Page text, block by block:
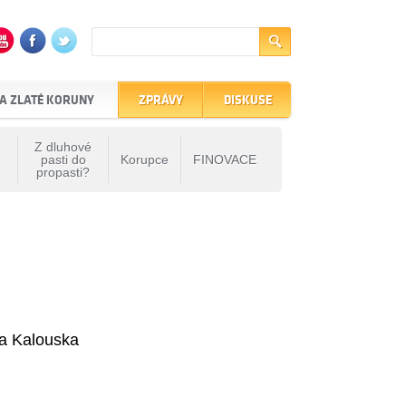
ZLATÉ KORUNY
Z dluhové
pasti do
propasti?
Korupce FINOVACE
ZPRÁVY DISKUSE
Kalouska